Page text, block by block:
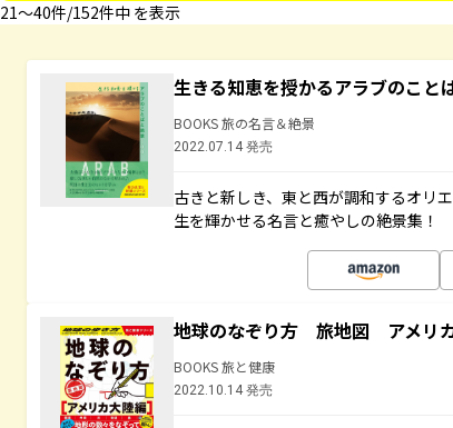
21〜40件/152件中 を表示
生きる知恵を授かるアラブのこと
BOOKS 旅の名言＆絶景
2022.07.14 発売
古きと新しき、東と西が調和するオリ
生を輝かせる名言と癒やしの絶景集！
地球のなぞり方 旅地図 アメリ
BOOKS 旅と健康
2022.10.14 発売